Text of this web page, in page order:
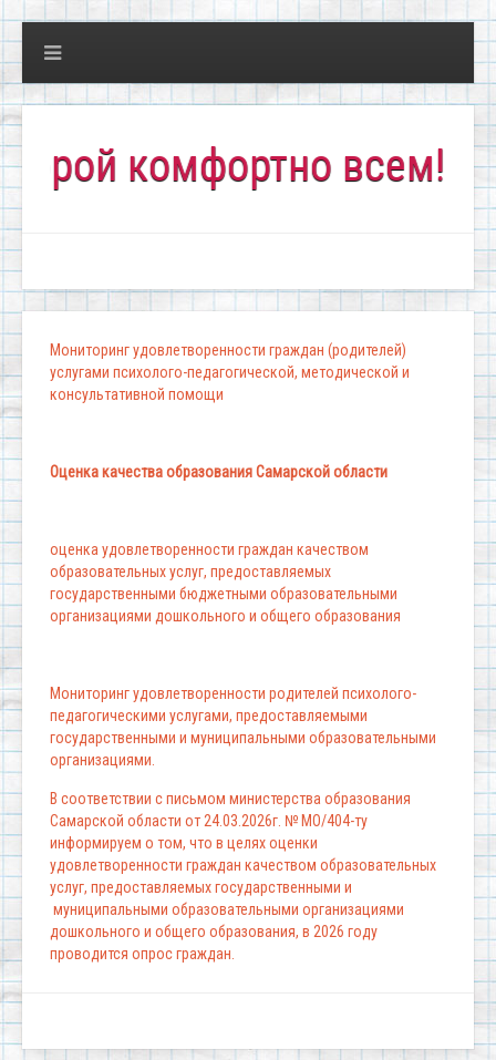
комфортно всем!"
Мониторинг удовлетворенности граждан (родителей)
услугами психолого-педагогической, методической и
консультативной помощи
Оценка качества образования Самарской области
оценка удовлетворенности граждан качеством
образовательных услуг, предоставляемых
государственными бюджетными образовательными
организациями дошкольного и общего образования
Мониторинг удовлетворенности родителей психолого-
педагогическими услугами, предоставляемыми
государственными и муниципальными образовательными
организациями.
В соответствии с письмом министерства образования
Самарской области от 24.03.2026г. № МО/404-ту
информируем о том, что в целях оценки
удовлетворенности граждан качеством образовательных
услуг, предоставляемых государственными и
муниципальными образовательными организациями
дошкольного и общего образования, в 2026 году
проводится опрос граждан.